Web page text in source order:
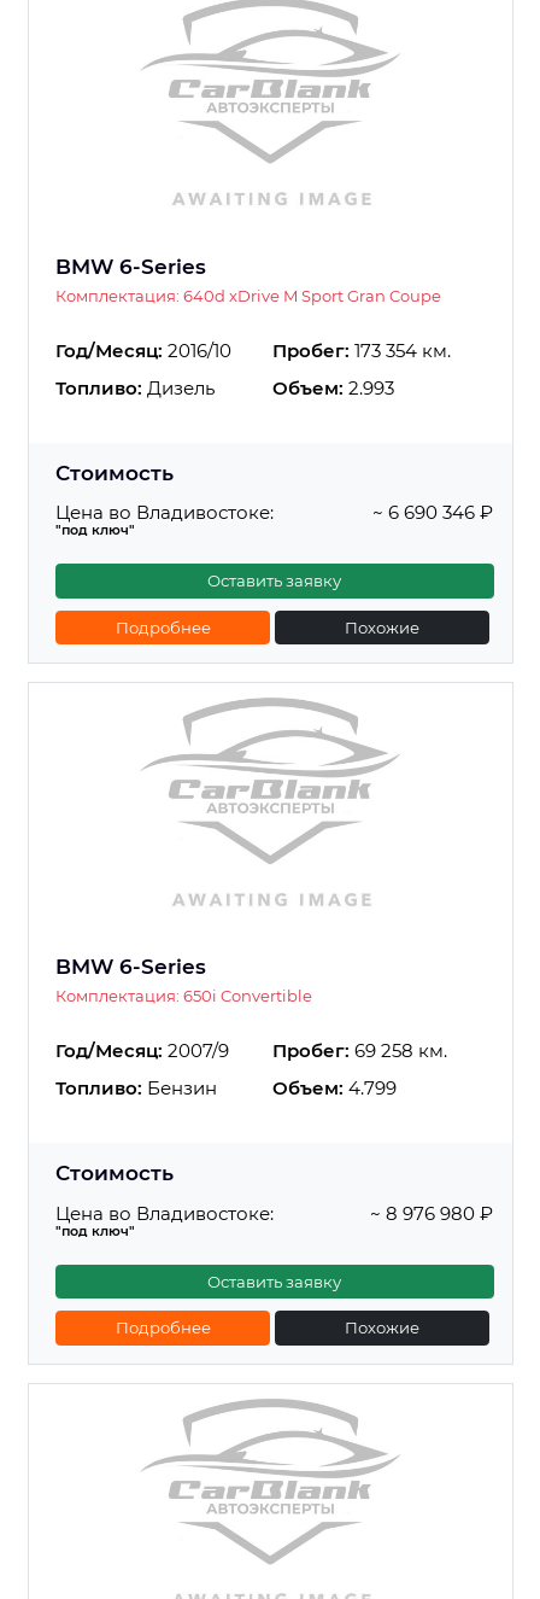
BMW 6-Series
Комплектация: 640d xDrive M Sport Gran Coupe
Год/Месяц: 2016/10 Пробег: 173 354 км.
Топливо: Дизель Объем: 2.993
Стоимость
Цена во Владивостоке:
"под ключ"
~ 6 690 346 ₽
Оставить заявку
Подробнее Похожие
BMW 6-Series
Комплектация: 650i Convertible
Год/Месяц: 2007/9 Пробег: 69 258 км.
Топливо: Бензин Объем: 4.799
Стоимость
Цена во Владивостоке:
"под ключ"
~ 8 976 980 ₽
Оставить заявку
Подробнее Похожие